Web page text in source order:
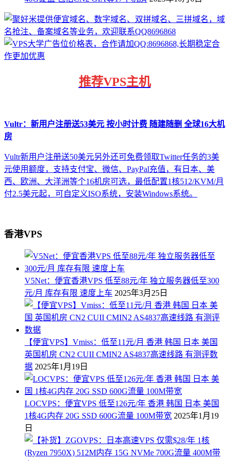
推荐VPS主机
Vultr：新用户注册送53美元 按小时计费 随建随删 全球16大机
房
Vultr新用户注册送50美元另外还可免费领取Twitter任务的3美
元使用额度，支持支付宝、微信、PayPal充值，有日本、美
西、欧洲、大洋洲等个16机房可选，最低配置1核512/KVM/月
付2.5美元起，可自定义ISO系统，安装Windows系统。
香港VPS
V5Net：便宜香港VPS 低至88元/年 独立服务器低至300
元/月 库存有限 速度上车 2025年3月25日
【便宜VPS】Vmiss：低至11元/月 香港 韩国 日本 美国
英国机房 CN2 CUII CMIN2 AS4837高速线路 有测评数
据 2025年1月19日
LOCVPS：便宜VPS 低至126元/年 香港 韩国 日本 美国
1核4G内存 20G SSD 600G流量 100M带宽 2025年1月19
日